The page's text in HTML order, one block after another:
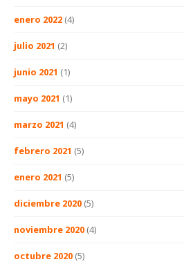
enero 2022 (4)
julio 2021 (2)
junio 2021 (1)
mayo 2021 (1)
marzo 2021 (4)
febrero 2021 (5)
enero 2021 (5)
diciembre 2020 (5)
noviembre 2020 (4)
octubre 2020 (5)